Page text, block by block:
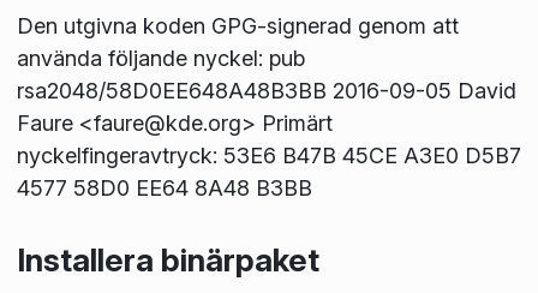
Den utgivna koden GPG-signerad genom att
använda följande nyckel: pub
rsa2048/58D0EE648A48B3BB 2016-09-05 David
Faure <faure@kde.org> Primärt
nyckelfingeravtryck: 53E6 B47B 45CE A3E0 D5B7
4577 58D0 EE64 8A48 B3BB
Installera binärpaket